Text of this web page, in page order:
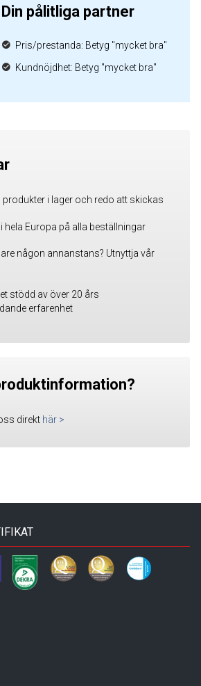
Din pålitliga partner
Pris/prestanda: Betyg "mycket bra"
Kundnöjdhet: Betyg "mycket bra"
produkter i lager och redo att skickas
hela Europa på alla beställningar
någon annanstans? Utnyttja vår
stödd av över 20 års
erfarenhet
direkt här >